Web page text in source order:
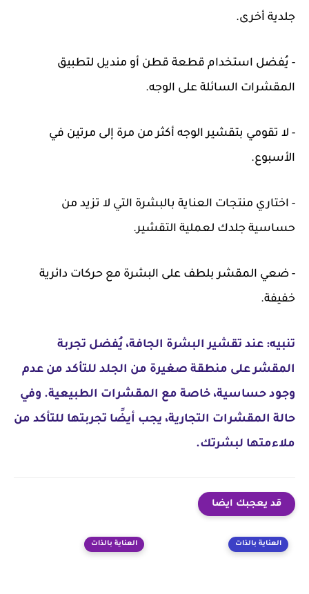
جلدية أخرى.
- يُفضل استخدام قطعة قطن أو منديل لتطبيق
المقشرات السائلة على الوجه.
- لا تقومي بتقشير الوجه أكثر من مرة إلى مرتين في
الأسبوع.
- اختاري منتجات العناية بالبشرة التي لا تزيد من
حساسية جلدك لعملية التقشير.
- ضعي المقشر بلطف على البشرة مع حركات دائرية
خفيفة.
تنبيه: عند تقشير البشرة الجافة، يُفضل تجربة
المقشر على منطقة صغيرة من الجلد للتأكد من عدم
وجود حساسية، خاصة مع المقشرات الطبيعية. وفي
حالة المقشرات التجارية، يجب أيضًا تجربتها للتأكد من
ملاءمتها لبشرتك.
قد يعجبك ايضا
العناية بالذات العناية بالذات